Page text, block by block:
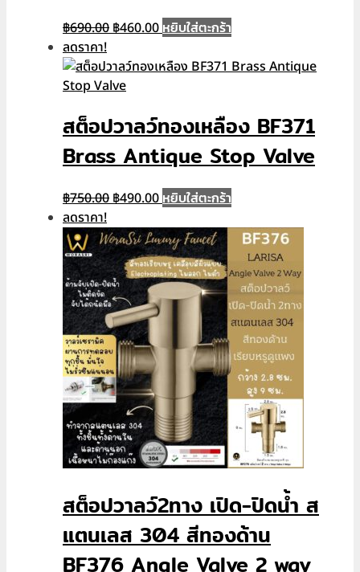
฿690.00 Original
was:
฿690.00.
฿460.00Current
is:
หยิบใส่ตะกร้า
ลดราคา!
สต็อปวาลว์ทองเหลือง BF371
Brass Antique Stop Valve
฿750.00 Original
was:
฿750.00.
฿490.00Current
is:
฿490.00.
หยิบใส่ตะกร้า
ลดราคา!
สต็อปวาลว์2ทาง เปิด-ปิดน้ำ ส
แตนเลส 304 สีทองด้าน
BF376 Angle Valve 2 way